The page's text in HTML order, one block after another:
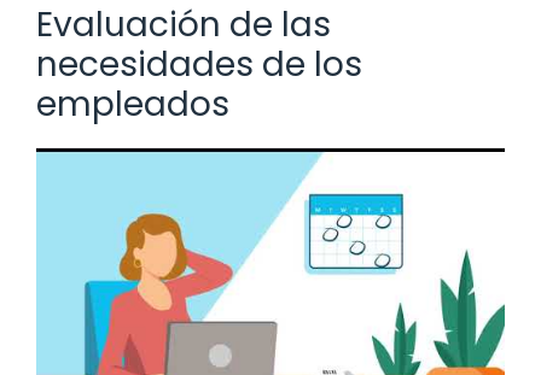
Evaluación de las
necesidades de los
empleados